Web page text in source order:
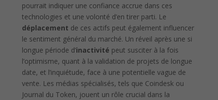
pourrait indiquer une confiance accrue dans ces
technologies et une volonté d’en tirer parti. Le
déplacement de ces actifs peut également influencer
le sentiment général du marché. Un réveil après une si
longue période d’inactivité peut susciter à la fois
l’optimisme, quant à la validation de projets de longue
date, et l’inquiétude, face à une potentielle vague de
vente. Les médias spécialisés, tels que Coindesk ou
Journal du Token, jouent un rôle crucial dans la